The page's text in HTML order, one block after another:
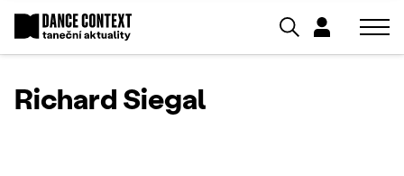
Richard Siegal